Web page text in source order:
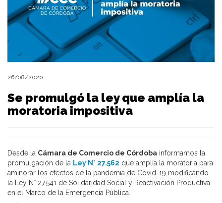
26/08/2020
Se promulgó la ley que amplía la
moratoria impositiva
Desde la Cámara de Comercio de Córdoba informamos la
promulgación de la Ley N° 27.562 que amplía la moratoria para
aminorar los efectos de la pandemia de Covid-19 modificando
la Ley N° 27.541 de Solidaridad Social y Reactivación Productiva
en el Marco de la Emergencia Pública.